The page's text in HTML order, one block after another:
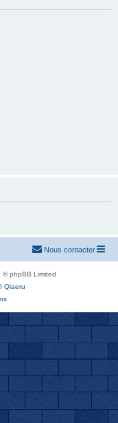
Nous contacter
© phpBB Limited
Qiaeru